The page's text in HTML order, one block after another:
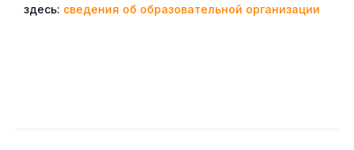
здесь: сведения об образовательной организации